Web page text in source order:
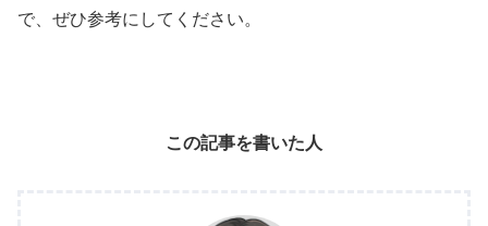
で、ぜひ参考にしてください。
この記事を書いた人